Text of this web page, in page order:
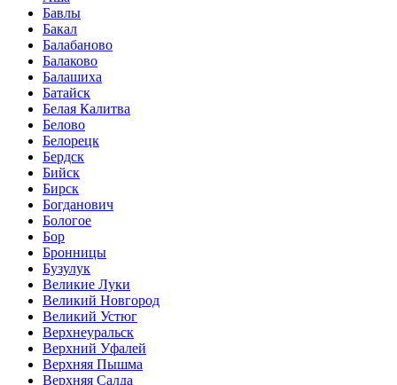
Бавлы
Бакал
Балабаново
Балаково
Балашиха
Батайск
Белая Калитва
Белово
Белорецк
Бердск
Бийск
Бирск
Богданович
Бологое
Бор
Бронницы
Бузулук
Великие Луки
Великий Новгород
Великий Устюг
Верхнеуральск
Верхний Уфалей
Верхняя Пышма
Верхняя Салда